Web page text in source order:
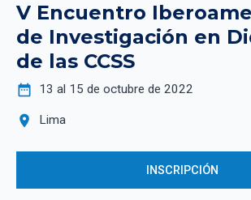
V Encuentro
de Investigación en
de las CCSS
date_range 13 al 15 de octubre de 2022
location_on Lima
INSCRIPCIÓN